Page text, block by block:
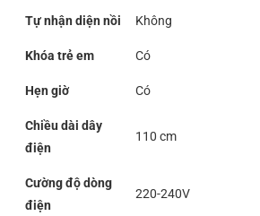
Tự nhận diện nồi Không
Khóa trẻ em Có
Hẹn giờ Có
Chiều dài dây
điện
110 cm
Cường độ dòng
điện
220-240V